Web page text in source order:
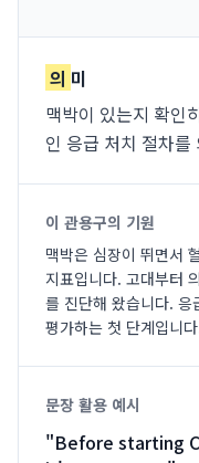
의 미
맥박이 있는지 확인
인 응급 처치 절차를
이 관용구의 기원
맥박은 심장이 뛰면서
지표입니다. 고대부터
를 진단해 왔습니다.
평가하는 첫 단계입니
문장 활용 예시
"Before starting